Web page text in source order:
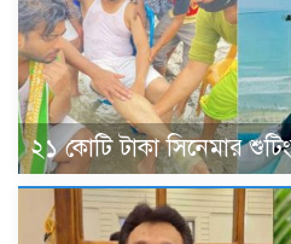
২১ কোটি টাকা সিনেমার